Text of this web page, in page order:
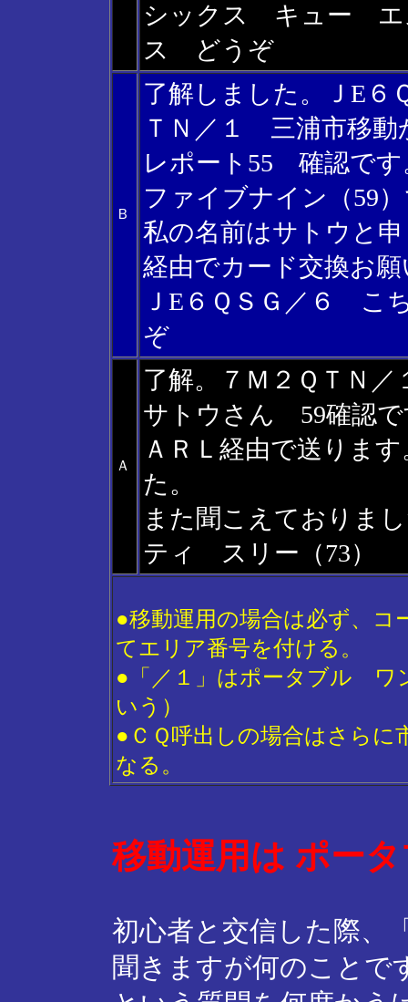
シックス キュー
ス どうぞ
Ｂ
了解しました。ＪE
ＴＮ／１ 三浦市移動
レポート55 確認で
ファイブナイン（59
私の名前はサトウと
経由でカード交換お
ＪE６ＱＳＧ／６
ぞ
Ａ
了解。７Ｍ２ＱＴＮ
サトウさん 59確認
ＡＲＬ経由で送りま
た。
また聞こえておりま
ティ スリー（73）
●移動運用の場合は必ず、コ
てエリア番号を付ける。
●「／１」はポータブル ワ
いう）
●ＣＱ呼出しの場合はさらに
なる。
移動運用は ポー
初心者と交信した際、
聞きますが何のことで